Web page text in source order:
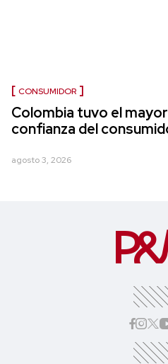
CONSUMIDOR
Colombia tuvo el
confianza del
agosto 3, 2026